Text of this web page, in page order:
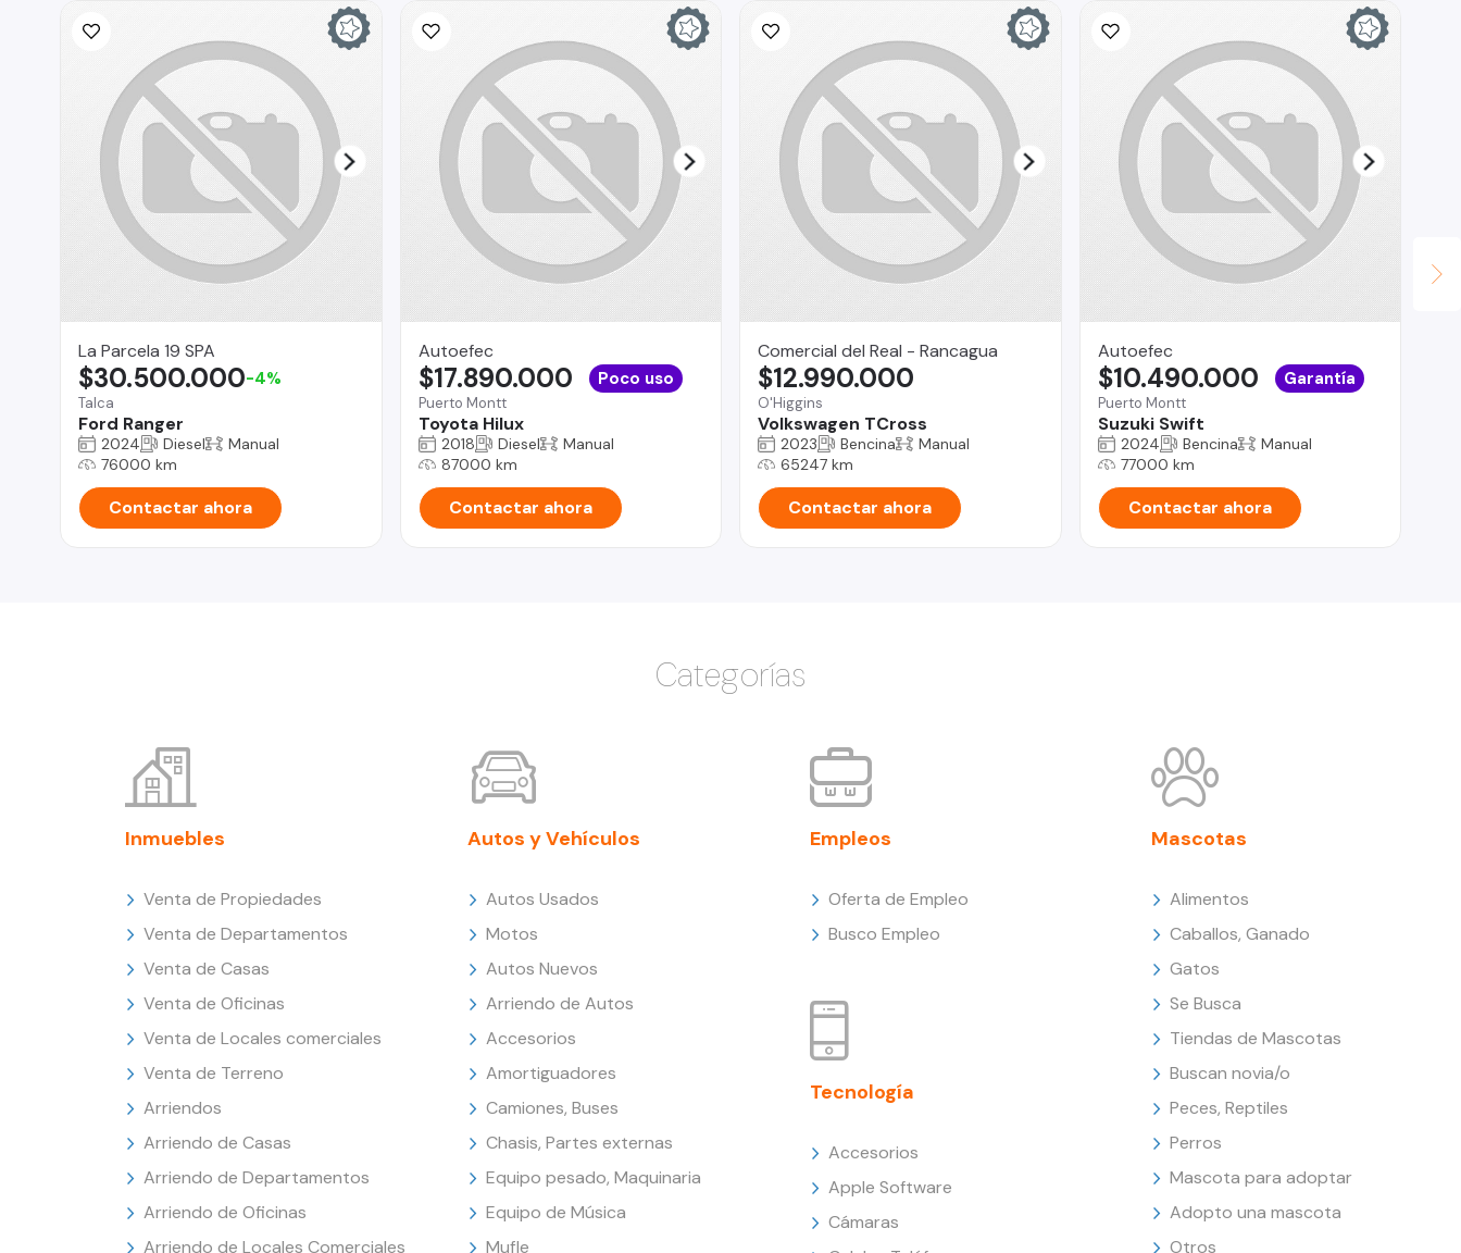
La Parcela 19 SPA
Talca
Ford Ranger
$30.500.000-4%
2024 Diesel
Manual
76000 km
Contactar ahora
Autoefec
Puerto Montt
Toyota Hilux
$17.890.000 Poco uso
2018 Diesel
Manual
87000 km
Contactar ahora
Comercial del Real - Rancagua
O'Higgins
Volkswagen TCross
$12.990.000
2023 Bencina
Manual
65247 km
Contactar ahora
Autoefec
Puerto Montt
Suzuki Swift
$10.490.000 Garantía
2024 Bencina
Manual
77000 km
Contactar ahora
Categorías
Inmuebles
Venta de Propiedades
Venta de Departamentos
Venta de Casas
Venta de Oficinas
Venta de Locales comerciales
Venta de Terreno
Arriendos
Arriendo de Casas
Arriendo de Departamentos
Arriendo de Oficinas
Arriendo de Locales Comerciales
Autos y Vehículos
Autos Usados
Motos
Autos Nuevos
Arriendo de Autos
Accesorios
Amortiguadores
Camiones, Buses
Chasis, Partes externas
Equipo pesado, Maquinaria
Equipo de Música
Mufle
Empleos
Oferta de Empleo
Busco Empleo
Tecnología
Accesorios
Apple Software
Cámaras
Mascotas
Alimentos
Caballos, Ganado
Gatos
Se Busca
Tiendas de Mascotas
Buscan novia/o
Peces, Reptiles
Perros
Mascota para adoptar
Adopto una mascota
Otros